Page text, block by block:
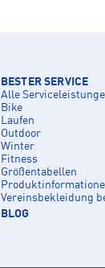
BESTER SERVICE
Alle
Bike
Laufen
Outdoor
Winter
Fitness
Größentabellen
Vereinsbekleidung
BLOG